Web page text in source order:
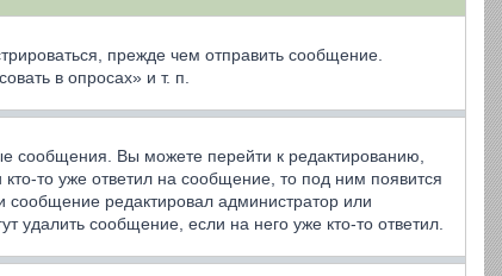
прежде чем отправить сообщение.
в опросах» и т. п.
сообщения. Вы можете перейти к редактированию,
то уже ответил на сообщение, то под ним появится
сообщение редактировал администратор или
удалить сообщение, если на него уже кто-то ответил.